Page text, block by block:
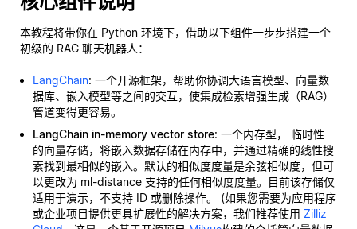
本教程将带你在 Python 环境下，借助以下组件一步步搭建一个
初级的 RAG 聊天机器人：
LangChain: 一个开源框架，帮助你协调大语言模型、向量数
据库、嵌入模型等之间的交互，使集成检索增强生成（RAG）
管道变得更容易。
LangChain in-memory vector store: 一个内存型， 临时性
的向量存储，将嵌入数据存储在内存中，并通过精确的线性搜
索找到最相似的嵌入。默认的相似度度量是余弦相似度，但可
以更改为 ml-distance 支持的任何相似度度量。目前该存储仅
适用于演示，不支持 ID 或删除操作。 (如果您需要为应用程序
或企业项目提供更具扩展性的解决方案，我们推荐使用 Zilliz